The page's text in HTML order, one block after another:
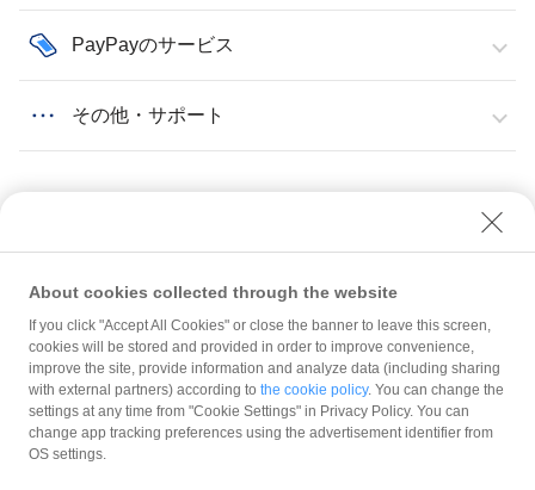
PayPayのサービス
その他・サポート
販促物（店頭用ステッカーなど）
プロモーションで使用している「PayPayボーナス」という表記を変更する必要は
あるのか？
規約
ガイドライン
About cookies collected through the website
If you click "Accept All Cookies" or close the banner to leave this screen,
cookies will be stored and provided in order to improve convenience,
improve the site, provide information and analyze data (including sharing
with external partners) according to the cookie policy. You can change the
settings at any time from "Cookie Settings" in Privacy Policy. You can
change app tracking preferences using the advertisement identifier from
OS settings.